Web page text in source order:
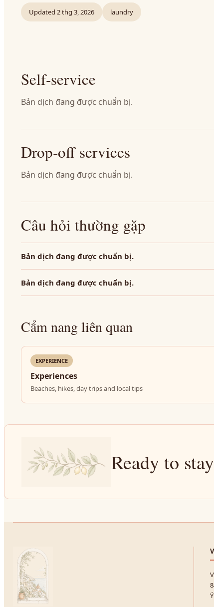
Updated 2 thg 3, 2026 laundry
Self‑service
Bản dịch đang được chuẩn bị.
Drop‑off services
Bản dịch đang được chuẩn bị.
Câu hỏi thường gặp
Bản dịch đang được chuẩn bị.
Bản dịch đang được chuẩn bị.
Cẩm nang liên quan
EXPERIENCE
Experiences
Beaches, hikes, day trips and local tips
Ready to
Ý